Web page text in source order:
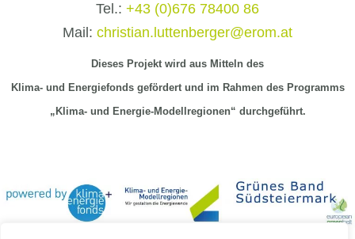
Tel.: +43 (0)676 78400 86
Mail: christian.luttenberger@erom.at
Dieses Projekt wird aus Mitteln des
Klima- und Energiefonds gefördert und im Rahmen des Programms
„Klima- und Energie-Modellregionen“ durchgeführt.